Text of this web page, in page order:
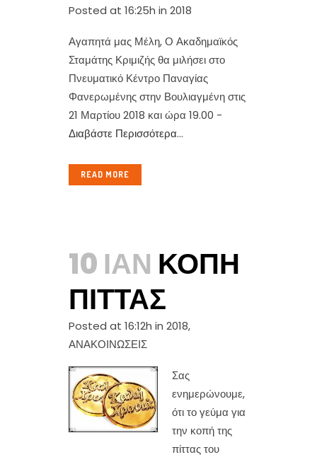
Posted at 16:25h in 2018
Αγαπητά μας Μέλη, Ο Ακαδημαϊκός
Σταμάτης Κριμιζής θα μιλήσει στο
Πνευματικό Κέντρο Παναγίας
Φανερωμένης στην Βουλιαγμένη στις
21 Μαρτίου 2018 και ώρα 19.00 -
Διαβάστε Περισσότερα...
READ MORE
10 ΙΑΝ ΚΟΠΉ
ΠΊΤΤΑΣ
Posted at 16:12h in 2018,
ΑΝΑΚΟΙΝΩΣΕΙΣ
Σας
ενημερώνουμε,
ότι το γεύμα για
την κοπή της
πίττας του